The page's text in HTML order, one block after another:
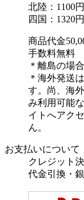
北陸：1100
四国：1320
商品代金
手数料無料
＊離島の場
＊海外発送
す。尚、海
み利用可能
イトへアク
ん。
お支払いについて
クレジット
代金引換・